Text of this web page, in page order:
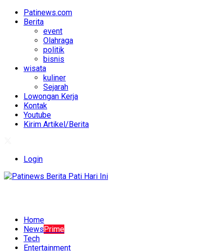
Patinews.com
Berita
event
Olahraga
politik
bisnis
wisata
kuliner
Sejarah
Lowongan Kerja
Kontak
Youtube
Kirim Artikel/Berita
Login
Home
NewsPrime
Tech
Entertainment